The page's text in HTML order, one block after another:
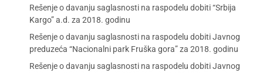
Rešenje o davanju saglasnosti na raspodelu dobiti “Srbija
Kargo” a.d. za 2018. godinu
Rešenje o davanju saglasnosti na raspodelu dobiti Javnog
preduzeća “Nacionalni park Fruška gora” za 2018. godinu
Rešenje o davanju saglasnosti na raspodelu dobiti Javnog